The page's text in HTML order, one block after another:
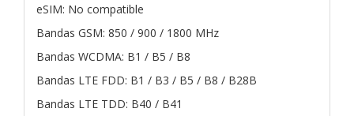
eSIM: No compatible
Bandas GSM: 850 / 900 / 1800 MHz
Bandas WCDMA: B1 / B5 / B8
Bandas LTE FDD: B1 / B3 / B5 / B8 / B28B
Bandas LTE TDD: B40 / B41